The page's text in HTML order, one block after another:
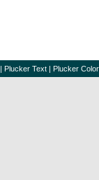
| Plucker Text | Plucker Color